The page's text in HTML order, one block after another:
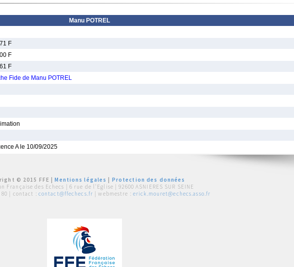
Manu POTREL
F
F
F
Fide de Manu POTREL
A le 10/09/2025
© 2015 FFE |Mentions légales
Protection des données
Française des Echecs | 6 rue de l'Eglise | 92600 ASNIERES SUR SEINE
| contact : contact@ffechecs.fr | webmestre : erick.mouret@echecs.asso.fr